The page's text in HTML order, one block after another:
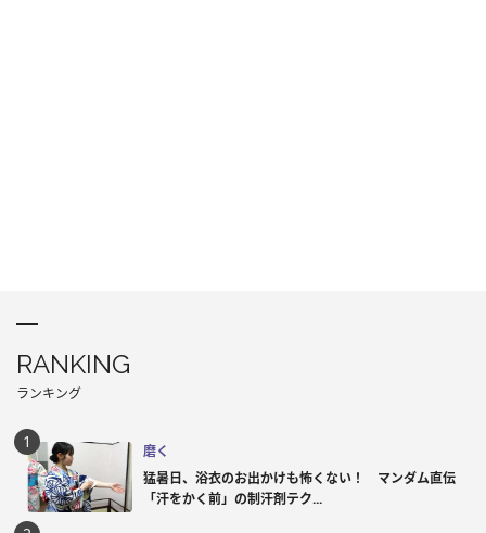
RANKING
ランキング
磨く
猛暑日、浴衣のお出かけも怖くない！ マンダム直伝
「汗をかく前」の制汗剤テク...